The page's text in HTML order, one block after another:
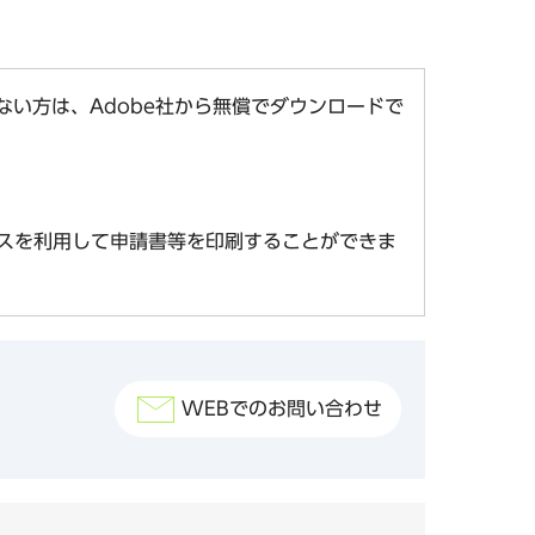
方は、Adobe社から無償でダウンロードで
を利用して申請書等を印刷することができま
WEBでのお問い合わせ